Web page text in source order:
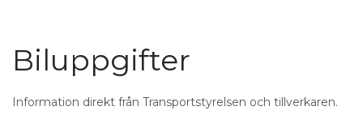
Biluppgifter
Information direkt från Transportstyrelsen och tillverkaren.